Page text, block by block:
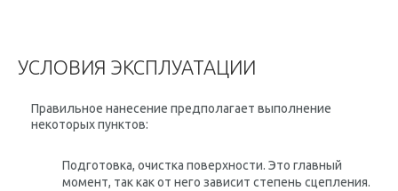
УСЛОВИЯ ЭКСПЛУАТАЦИИ
Правильное нанесение предполагает выполнение
некоторых пунктов:
Подготовка, очистка поверхности. Это главный
момент, так как от него зависит степень сцепления.